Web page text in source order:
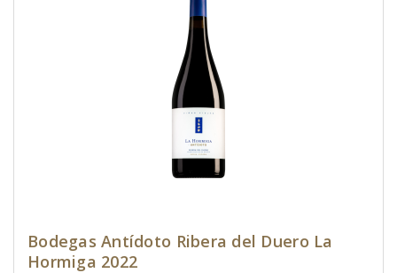
Bodegas Antídoto Ribera del Duero La
Hormiga 2022